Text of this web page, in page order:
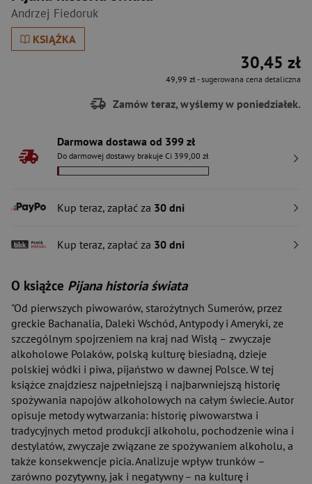
Andrzej Fiedoruk
KSIĄŻKA
30,45 zł
49,99 zł- sugerowana cena detaliczna
Zamów teraz, wyślemy w poniedziałek.
Darmowa dostawa od 399 zł
Do darmowej dostawy brakuje Ci 399,00 zł
Kup teraz, zapłać za 30 dni
Kup teraz, zapłać za 30 dni
O książce Pijana historia świata
"Od pierwszych piwowarów, starożytnych Sumerów, przez
greckie Bachanalia, Daleki Wschód, Antypody i Ameryki, ze
szczególnym spojrzeniem na kraj nad Wisłą – zwyczaje
alkoholowe Polaków, polską kulturę biesiadną, dzieje
polskiej wódki i piwa, pijaństwo w dawnej Polsce. W tej
książce znajdziesz najpełniejszą i najbarwniejszą historię
spożywania napojów alkoholowych na całym świecie. Autor
opisuje metody wytwarzania: historię piwowarstwa i
tradycyjnych metod produkcji alkoholu, pochodzenie wina i
destylatów, zwyczaje związane ze spożywaniem alkoholu, a
także konsekwencje picia. Analizuje wpływ trunków –
zarówno pozytywny, jak i negatywny – na kulturę i